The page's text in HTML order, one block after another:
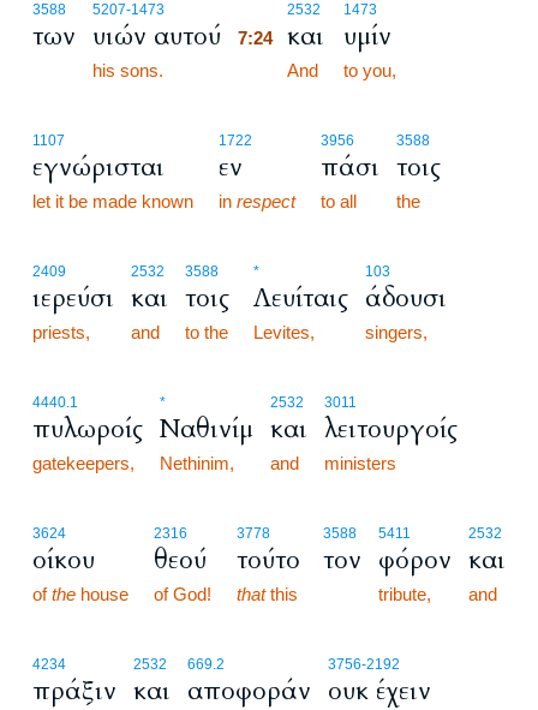
3588
των
5207-1473
υιών αυτού
his sons.
2532
7:24 και
And
1473
υμίν
to you,
1107
εγνώρισται
let it be made known
1722
εν
in respect
3956
πάσι
to all
3588
τοις
the
2409
ιερεύσι
priests,
2532
και
and
3588
τοις
to the
*
Λευίταις
Levites,
103
άδουσι
singers,
4440.1
πυλωροίς
gatekeepers,
*
Ναθινίμ
Nethinim,
2532
και
and
3011
λειτουργοίς
ministers
3624
οίκου
ofthe house
2316
θεού
of God!
3778
τούτο
thatthis
3588
τον
5411
φόρον
tribute,
2532
και
and
4234
πράξιν
2532
και
669.2
αποφοράν
3756-2192
ουκ έχειν